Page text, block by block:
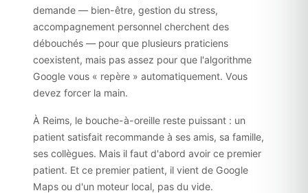
demande — bien-être, gestion du stress,
accompagnement personnel cherchent des
débouchés — pour que plusieurs praticiens
coexistent, mais pas assez pour que l'algorithme
Google vous « repère » automatiquement. Vous
devez forcer la main.
À Reims, le bouche-à-oreille reste puissant : un
patient satisfait recommande à ses amis, sa famille,
ses collègues. Mais il faut d'abord avoir ce premier
patient. Et ce premier patient, il vient de Google
Maps ou d'un moteur local, pas du vide.